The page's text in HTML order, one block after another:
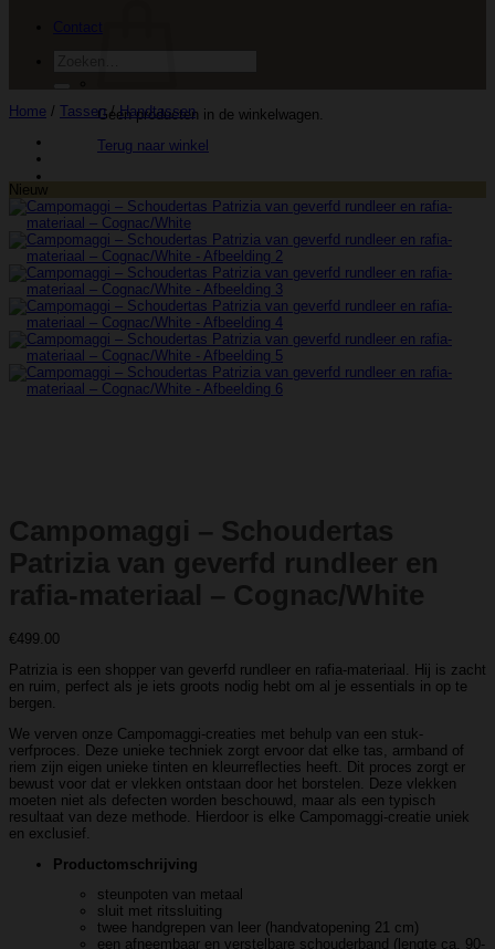
Geen producten in de winkelwagen.
Terug naar winkel
Home / Tassen / Handtassen
Nieuw
Campomaggi – Schoudertas
Patrizia van geverfd rundleer en
rafia-materiaal – Cognac/White
€499.00
Patrizia is een shopper van geverfd rundleer en rafia-materiaal. Hij is zacht
en ruim, perfect als je iets groots nodig hebt om al je essentials in op te
bergen.
We verven onze Campomaggi-creaties met behulp van een stuk-
verfproces. Deze unieke techniek zorgt ervoor dat elke tas, armband of
riem zijn eigen unieke tinten en kleurreflecties heeft. Dit proces zorgt er
bewust voor dat er vlekken ontstaan door het borstelen. Deze vlekken
moeten niet als defecten worden beschouwd, maar als een typisch
resultaat van deze methode. Hierdoor is elke Campomaggi-creatie uniek
en exclusief.
Productomschrijving
steunpoten van metaal
sluit met ritssluiting
twee handgrepen van leer (handvatopening 21 cm)
een afneembaar en verstelbare schouderband (lengte ca. 90-